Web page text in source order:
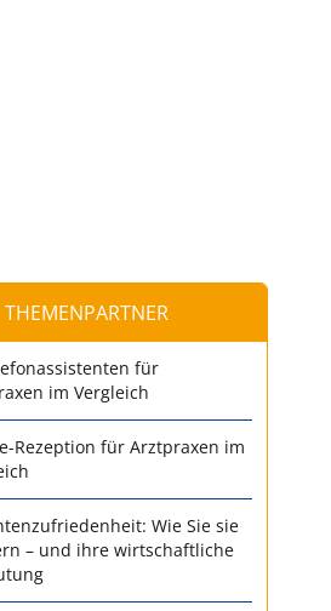
THEMENPARTNER
für
im Vergleich
Rezeption für Arztpraxen im
Wie Sie sie
– und ihre wirtschaftliche